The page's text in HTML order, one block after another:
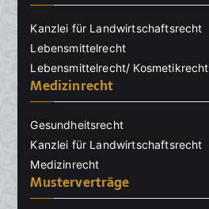
Kanzlei für Landwirtschaftsrecht
Lebensmittelrecht
Lebensmittelrecht/ Kosmetikrecht
Medizinrecht
Gesundheitsrecht
Kanzlei für Landwirtschaftsrecht
Medizinrecht
Musterverträge